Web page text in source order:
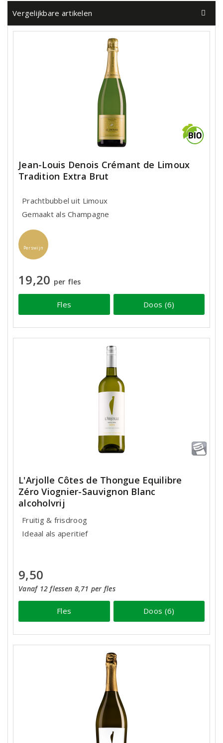
Vergelijkbare artikelen
Jean-Louis Denois Crémant de Limoux
Tradition Extra Brut
Prachtbubbel uit Limoux
Gemaakt als Champagne
Perswijn
19,20 per fles
Fles Doos (6)
L'Arjolle Côtes de Thongue Equilibre
Zéro Viognier-Sauvignon Blanc
alcoholvrij
Fruitig & frisdroog
Ideaal als aperitief
9,50
Vanaf 12 flessen 8,71 per fles
Fles Doos (6)